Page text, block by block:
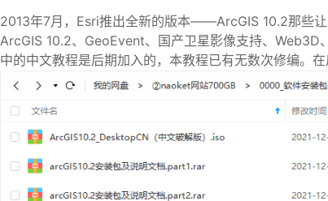
2013年7月，Esri推出全新的版本——ArcGIS 10.2那些
ArcGIS 10.2、GeoEvent、国产卫星影像支持、Web3D
中的中文教程是后期加入的，本教程已有无数次修编。